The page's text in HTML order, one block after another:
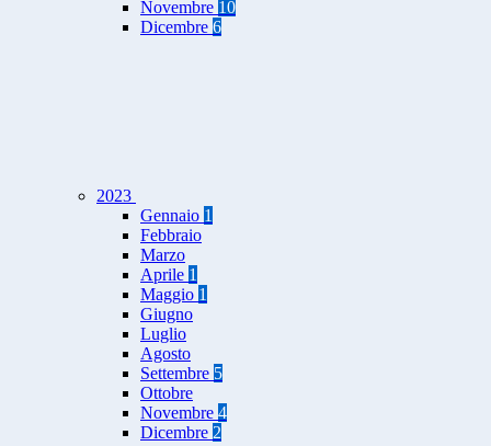
Novembre 10
Dicembre 6
2023
Gennaio 1
Febbraio
Marzo
Aprile 1
Maggio 1
Giugno
Luglio
Agosto
Settembre 5
Ottobre
Novembre 4
Dicembre 2